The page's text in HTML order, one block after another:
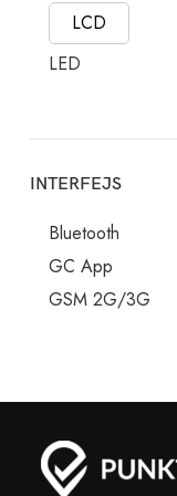
LCD
LED
INTERFEJS
Bluetooth
GC App
GSM 2G/3G